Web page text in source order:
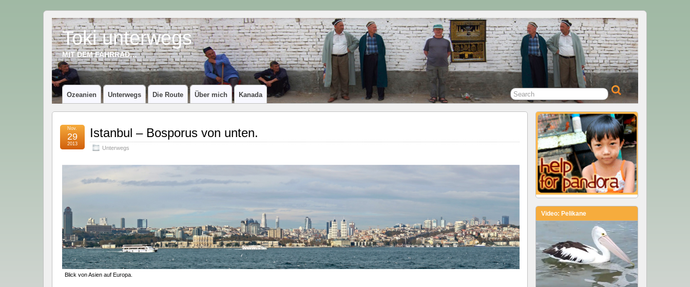
Toki unterwegs
MIT DEM FAHRRAD…
Ozeanien Unterwegs Die Route Über mich Kanada
Istanbul – Bosporus von unten.
Unterwegs
Nov.
29
2013
Blick von Asien auf Europa.
Video: Pelikane